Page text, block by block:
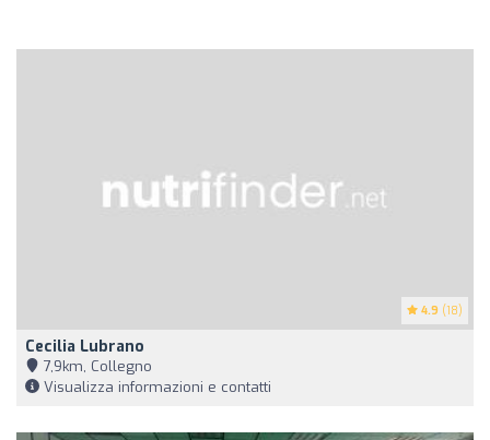
4.9 (18)
Cecilia Lubrano
7,9km, Collegno
Visualizza informazioni e contatti